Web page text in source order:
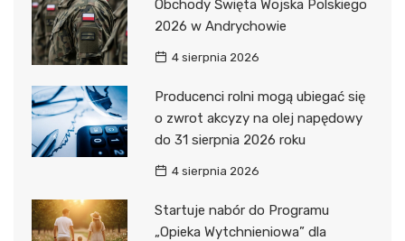
Obchody Święta Wojska Polskiego
2026 w Andrychowie
4 sierpnia 2026
Producenci rolni mogą ubiegać się
o zwrot akcyzy na olej napędowy
do 31 sierpnia 2026 roku
4 sierpnia 2026
Startuje nabór do Programu
„Opieka Wytchnieniowa” dla